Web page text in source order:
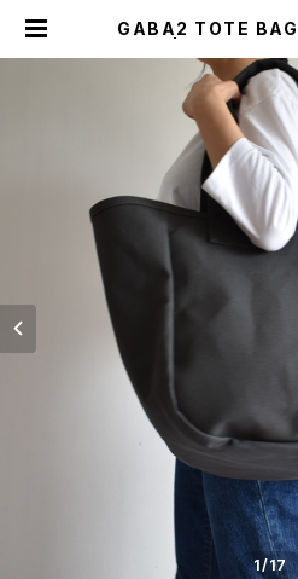
GABA2 TOTE BAG
エメ トリップ）
1/17